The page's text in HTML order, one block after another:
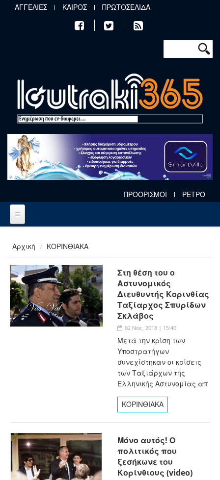
Παράκαμψη προς το κυρίως περιεχόμενο
ΑΓΓΕΛΙΕΣ ΚΑΙΡΟΣ ΠΡΩΤΟΣΕΛΙΔΑ
Φόρμα
Αναζήτηση
ΠΡΟΟΡΙΣΜΟΙ ΡΕΤΡΟ
Αρχική ΚΟΡΙΝΘΙΑΚΑ
Στη θέση του ο
Αστυνομικός
Διευθυντής Κορινθίας
Ταξίαρχος Σπυρίδων
Σκλάβος
02 Νοε, 2018 | 15:40
Μετά την κρίση των
Υποστρατήγων
συνεχίστηκαν οι κρίσεις
των Ταξιάρχων της
Ελληνικής Αστυνομίας απ
ΚΟΡΙΝΘΙΑΚΑ
Μόνο αυτός! Ο
πολιτικός που
ξεσήκωνε του
Κορίνθιους (video)